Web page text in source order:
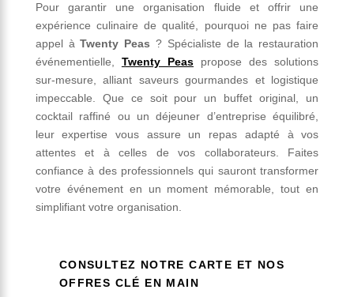
Pour garantir une organisation fluide et offrir une
expérience culinaire de qualité, pourquoi ne pas faire
appel àTwenty Peas ? Spécialiste de la restauration
événementielle, Twenty Peaspropose des solutions
sur-mesure, alliant saveurs gourmandes et logistique
impeccable. Que ce soit pour un buffet original, un
cocktail raffiné ou un déjeuner d’entreprise équilibré,
leur expertise vous assure un repas adapté à vos
attentes et à celles de vos collaborateurs. Faites
confiance à des professionnels qui sauront transformer
votre événement en un moment mémorable, tout en
simplifiant votre organisation.
CONSULTEZ NOTRE CARTE ET NOS
OFFRES CLÉ EN MAIN